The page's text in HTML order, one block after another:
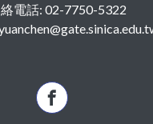
電話: 02-7750-5322